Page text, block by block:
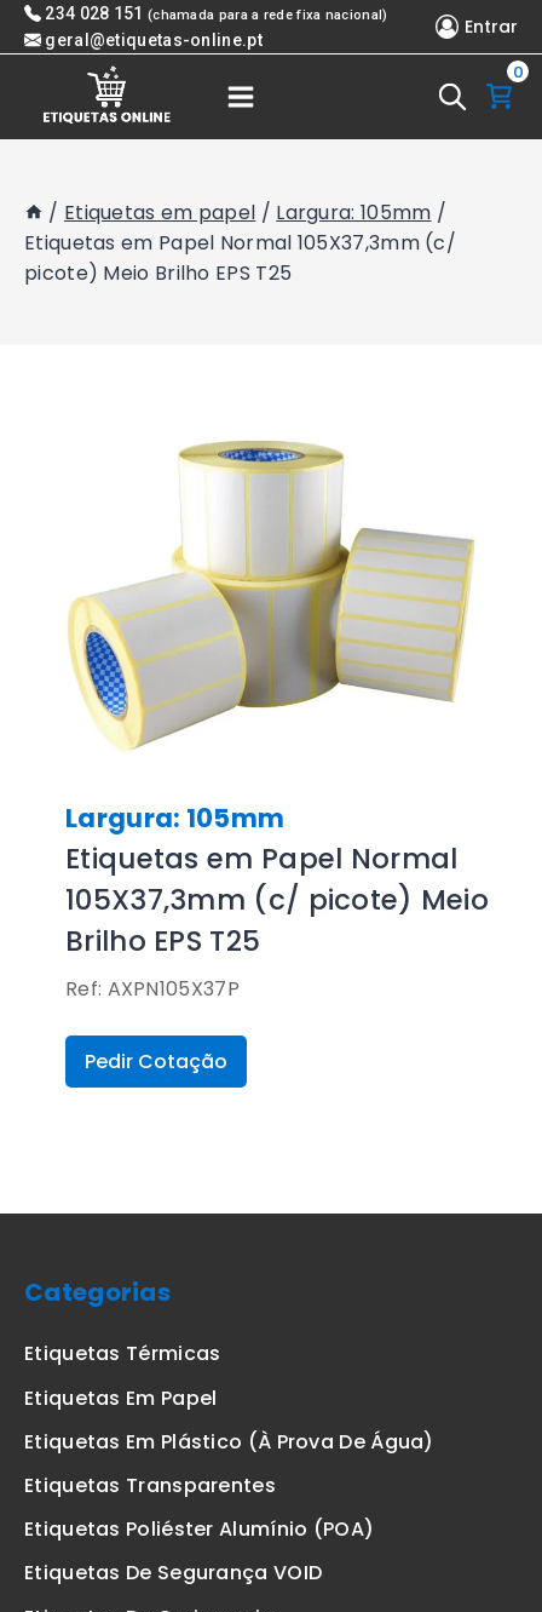
Skip 234 028 151 (chamada para a rede fixa nacional)
geral@etiquetas-online.pt
Entrar
0
/ Etiquetas em papel / Largura: 105mm /
Etiquetas em Papel Normal 105X37,3mm (c/
picote) Meio Brilho EPS T25
Largura: 105mm
Etiquetas em Papel Normal
105X37,3mm (c/ picote) Meio
Brilho EPS T25
Ref: AXPN105X37P
Pedir Cotação
Categorias
Etiquetas Térmicas
Etiquetas Em Papel
Etiquetas Em Plástico (à Prova De Água)
Etiquetas Transparentes
Etiquetas Poliéster Alumínio (POA)
Etiquetas De Segurança VOID